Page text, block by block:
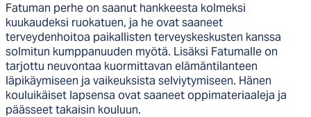
Fatuman perhe on saanut hankkeesta kolmeksi
kuukaudeksi ruokatuen, ja he ovat saaneet
terveydenhoitoa paikallisten terveyskeskusten kanssa
solmitun kumppanuuden myötä. Lisäksi Fatumalle on
tarjottu neuvontaa kuormittavan elämäntilanteen
läpikäymiseen ja vaikeuksista selviytymiseen. Hänen
kouluikäiset lapsensa ovat saaneet oppimateriaaleja ja
päässeet takaisin kouluun.